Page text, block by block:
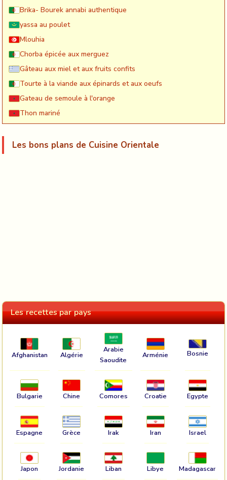
Brika- Bourek annabi authentique
yassa au poulet
Mlouhia
Chorba épicée aux merguez
Gâteau aux miel et aux fruits confits
Tourte à la viande aux épinards et aux oeufs
Gateau de semoule à l'orange
Thon mariné
Les bons plans de Cuisine Orientale
Les recettes par pays
Afghanistan Algérie
Arabie
Saoudite
Arménie Bosnie
Bulgarie Chine Comores Croatie Egypte
Espagne Grèce Irak Iran Israel
Japon Jordanie Liban Libye Madagascar